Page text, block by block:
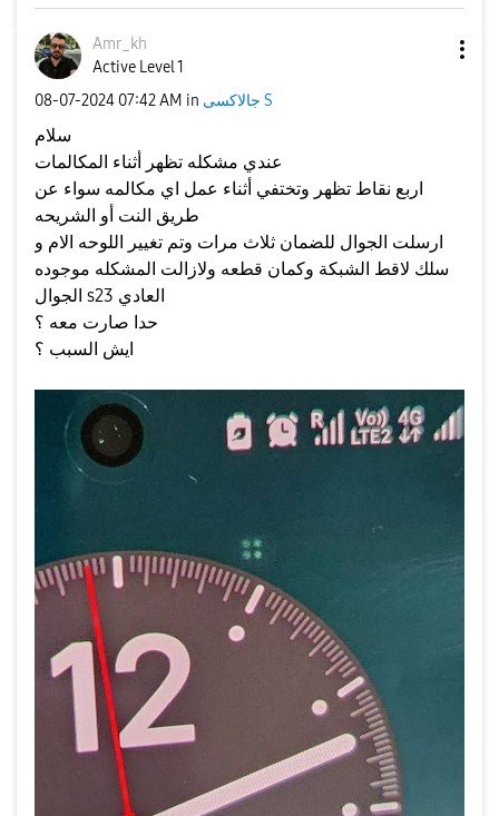
Amr_kh
Active Level 1
‎08-07-2024 07:42 AM in جالاكسى S
سلام
اربع نقاط تظهر وتختفي أثناء عمل اي مكالمه سواء عن
ارسلت الجوال للضمان ثلاث مرات وتم تغيير اللوحه الام و
حدا صارت معه ؟
ايش السبب ؟